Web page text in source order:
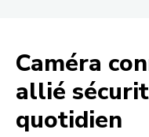
Caméra
allié
quotidien